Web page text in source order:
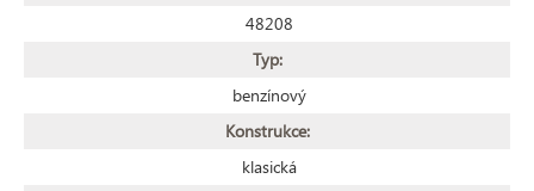
48208
Typ:
benzínový
Konstrukce:
klasická